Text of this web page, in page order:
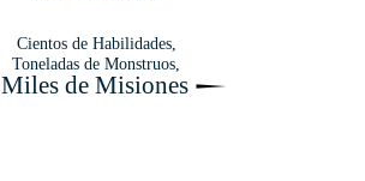
Cientos de Habilidades,
Toneladas de Monstruos,
Miles de Misiones